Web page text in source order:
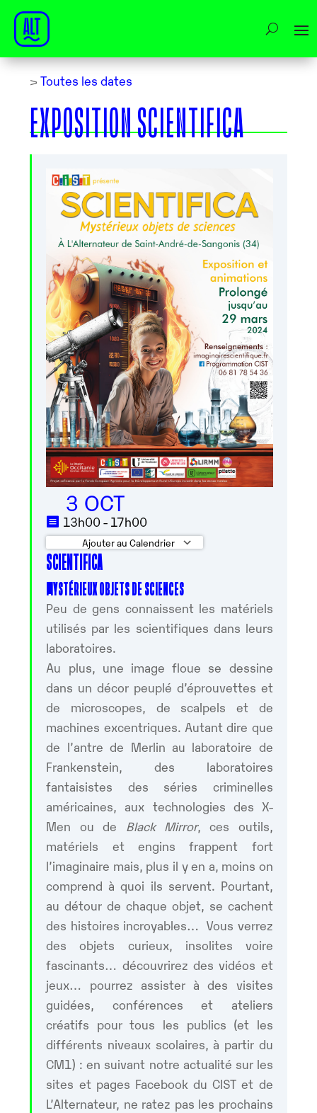
> Toutes les dates
EXPOSITION SCIENTIFICA
3 OCT
13h00 - 17h00
Ajouter au Calendrier
Télécharger ICS
SCIENTIFICA
MYSTÉRIEUX OBJETS DE SCIENCES
Peu de gens connaissent les matériels
utilisés par les scientifiques dans leurs
laboratoires.
Au plus, une image floue se dessine
dans un décor peuplé d’éprouvettes et
de microscopes, de scalpels et de
machines excentriques. Autant dire que
de l’antre de Merlin au laboratoire de
Frankenstein, des laboratoires
fantaisistes des séries criminelles
américaines, aux technologies des X-
Men ou de Black Mirror, ces outils,
matériels et engins frappent fort
l’imaginaire mais, plus il y en a, moins on
comprend à quoi ils servent. Pourtant,
au détour de chaque objet, se cachent
des histoires incroyables… Vous verrez
des objets curieux, insolites voire
fascinants… découvrirez des vidéos et
jeux… pourrez assister à des visites
guidées, conférences et ateliers
créatifs pour tous les publics (et les
différents niveaux scolaires, à partir du
CM1) : en suivant notre actualité sur les
sites et pages Facebook du CIST et de
L’Alternateur, ne ratez pas les prochains